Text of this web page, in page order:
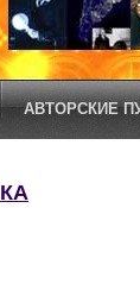
АВТОРСКИЕ